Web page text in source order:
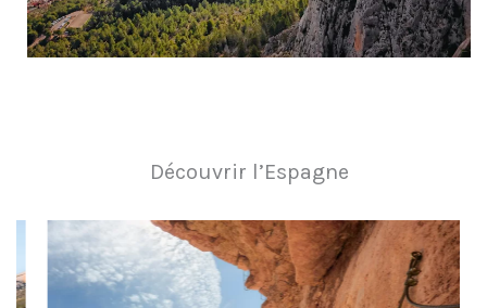
Découvrir l’Espagne